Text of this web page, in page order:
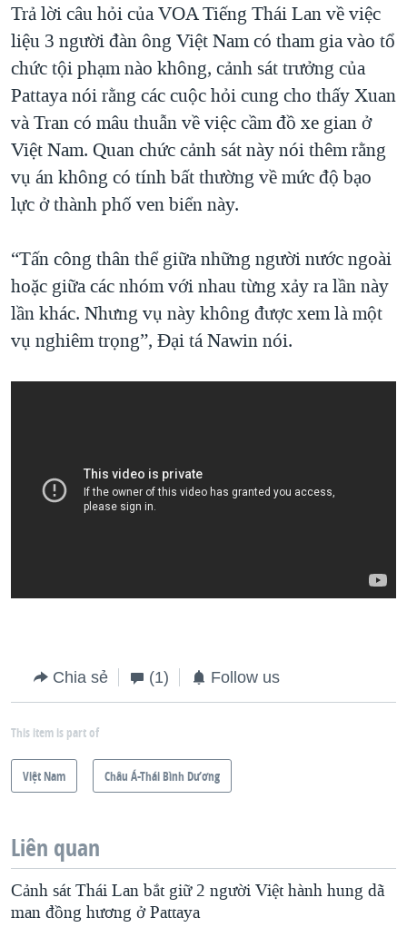
Trả lời câu hỏi của VOA Tiếng Thái Lan về việc
liệu 3 người đàn ông Việt Nam có tham gia vào tổ
chức tội phạm nào không, cảnh sát trưởng của
Pattaya nói rằng các cuộc hỏi cung cho thấy Xuan
và Tran có mâu thuẫn về việc cầm đồ xe gian ở
Việt Nam. Quan chức cảnh sát này nói thêm rằng
vụ án không có tính bất thường về mức độ bạo
lực ở thành phố ven biển này.
“Tấn công thân thể giữa những người nước ngoài
hoặc giữa các nhóm với nhau từng xảy ra lần này
lần khác. Nhưng vụ này không được xem là một
vụ nghiêm trọng”, Đại tá Nawin nói.
Chia sẻ (1) Follow us
This item is part of
Việt Nam Châu Á-Thái Bình Dương
Liên quan
Cảnh sát Thái Lan bắt giữ 2 người Việt hành hung dã
man đồng hương ở Pattaya